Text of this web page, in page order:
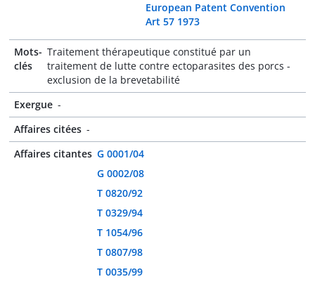
European Patent Convention
Art 57 1973
Mots-
clés
Traitement thérapeutique constitué par un
traitement de lutte contre ectoparasites des porcs -
exclusion de la brevetabilité
Exergue -
Affaires citées -
Affaires citantes G 0001/04
G 0002/08
T 0820/92
T 0329/94
T 1054/96
T 0807/98
T 0035/99